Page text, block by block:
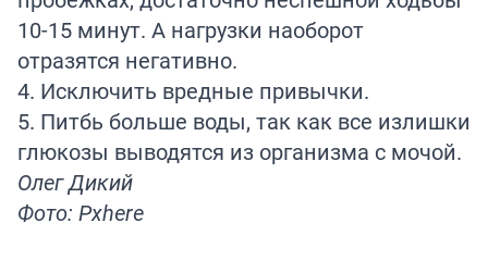
10-15 минут. А нагрузки наоборот
отразятся негативно.
4. Исключить вредные привычки.
5. Питбь больше воды, так как все излишки
глюкозы выводятся из организма с мочой.
Олег Дикий
Фото: Pxhere